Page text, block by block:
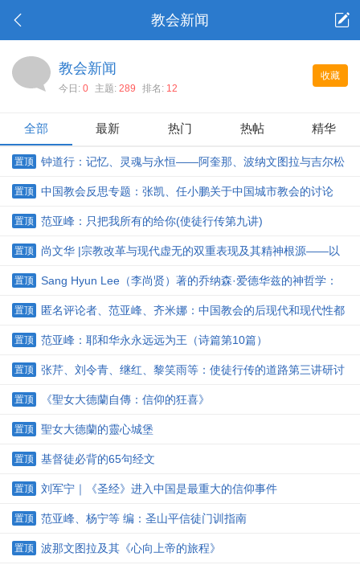
教会新闻
收藏
教会新闻
今日: 0 主题: 289 排名: 12
全部 最新 热门 热帖 精华
置顶 钟道行：记忆、灵魂与永恒——阿奎那、波纳文图拉与吉尔松
论中世纪基督教的记忆本体论
置顶 中国教会反思专题：张凯、任小鹏关于中国城市教会的讨论
置顶 范亚峰：只把我所有的给你(使徒行传第九讲)
置顶 尚文华 |宗教改革与现代虚无的双重表现及其精神根源——以
英国的清教运动为分析范例
置顶 Sang Hyun Lee（李尚贤）著的乔纳森·爱德华兹的神哲学：
增订版简介
置顶 匿名评论者、范亚峰、齐米娜：中国教会的后现代和现代性都
走不通，灵修密契化是前提
置顶 范亚峰：耶和华永永远远为王（诗篇第10篇）
置顶 张芹、刘令青、继红、黎笑雨等：使徒行传的道路第三讲研讨
第一次
置顶 《聖女大德蘭自傳：信仰的狂喜》
置顶 聖女大德蘭的靈心城堡
置顶 基督徒必背的65句经文
置顶 刘军宁｜《圣经》进入中国是最重大的信仰事件
置顶 范亚峰、杨宁等 编：圣山平信徒门训指南
置顶 波那文图拉及其《心向上帝的旅程》